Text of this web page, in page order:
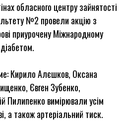
обласного центру зайнятості
№2 провели акцію з
приурочену Міжнародному
Кирило Алєшков, Оксана
Євген Зубенко,
Пилипенко вимірювали усім
а також артеріальний тиск.